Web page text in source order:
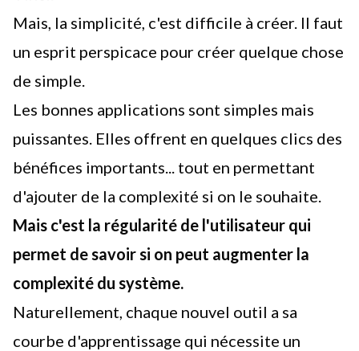
Mais, la simplicité, c'est difficile à créer. Il faut
un esprit perspicace pour créer quelque chose
de simple.
Les bonnes applications sont simples mais
puissantes. Elles offrent en quelques clics des
bénéfices importants... tout en permettant
d'ajouter de la complexité si on le souhaite.
Mais c'est la régularité de l'utilisateur qui
permet de savoir si on peut augmenter la
complexité du système.
Naturellement, chaque nouvel outil a sa
courbe d'apprentissage qui nécessite un